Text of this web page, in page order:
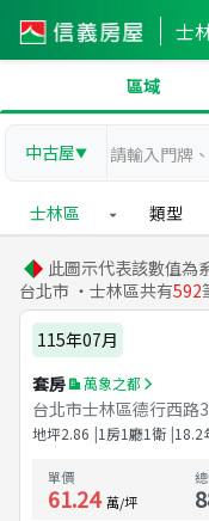
區域
中古屋▼
士林區 類型
此圖示代表該數值為
台北市 ・士林區共有592
115年07月
套房
萬象之都
台北市士林區德行西路
地坪2.86 1房1廳1衛 18.2
單價
61.24 萬/坪